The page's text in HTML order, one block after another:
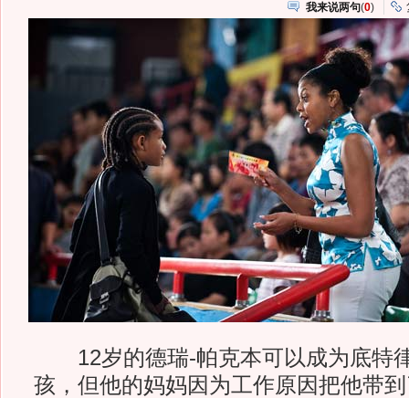
我来说两句(0)
12岁的德瑞-帕克本可以成为底特
孩，但他的妈妈因为工作原因把他带